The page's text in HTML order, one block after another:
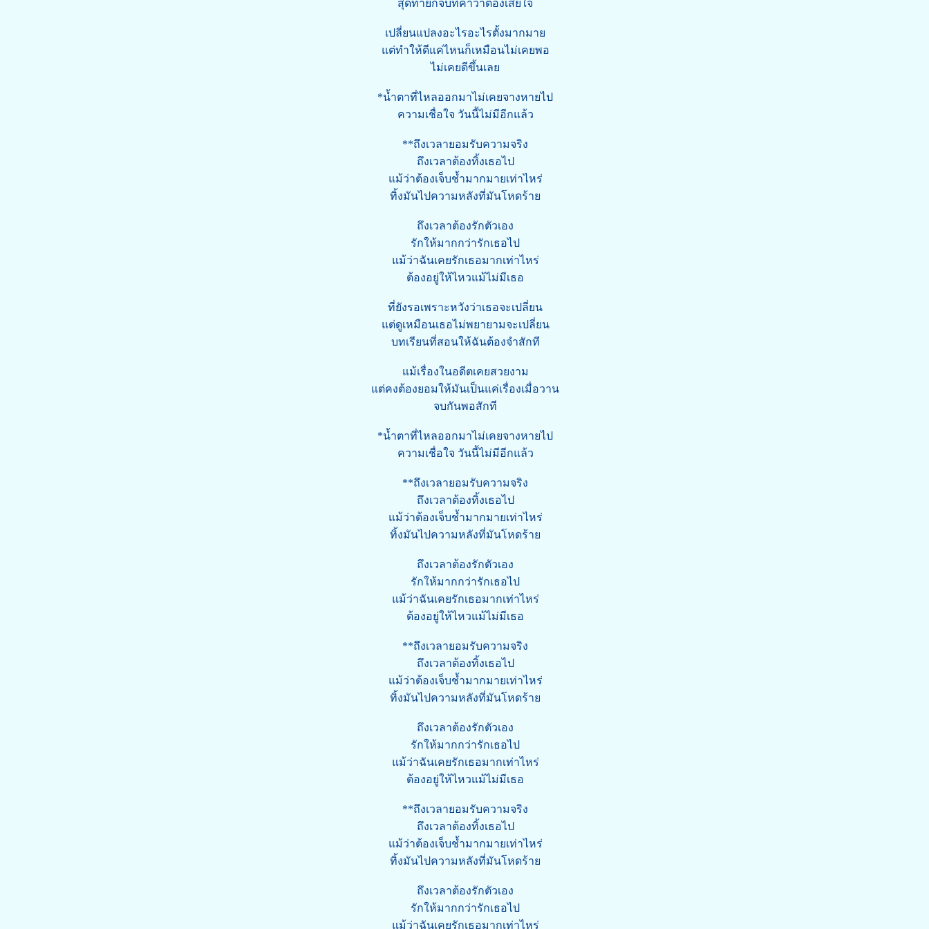
สุดท้ายก็จบที่คำว่าต้องเสียใจ
เปลี่ยนแปลงอะไรอะไรตั้งมากมาย
แต่ทำให้ดีแค่ไหนก็เหมือนไม่เคยพอ
ไม่เคยดีขึ้นเลย
*น้ำตาที่ไหลออกมาไม่เคยจางหายไป
ความเชื่อใจ วันนี้ไม่มีอีกแล้ว
**ถึงเวลายอมรับความจริง
ถึงเวลาต้องทิ้งเธอไป
แม้ว่าต้องเจ็บช้ำมากมายเท่าไหร่
ทิ้งมันไปความหลังที่มันโหดร้าย
ถึงเวลาต้องรักตัวเอง
รักให้มากกว่ารักเธอไป
แม้ว่าฉันเคยรักเธอมากเท่าไหร่
ต้องอยู่ให้ไหวแม้ไม่มีเธอ
ที่ยังรอเพราะหวังว่าเธอจะเปลี่ยน
แต่ดูเหมือนเธอไม่พยายามจะเปลี่ยน
บทเรียนที่สอนให้ฉันต้องจำสักที
แม้เรื่องในอดีตเคยสวยงาม
แต่คงต้องยอมให้มันเป็นแค่เรื่องเมื่อวาน
จบกันพอสักที
*น้ำตาที่ไหลออกมาไม่เคยจางหายไป
ความเชื่อใจ วันนี้ไม่มีอีกแล้ว
**ถึงเวลายอมรับความจริง
ถึงเวลาต้องทิ้งเธอไป
แม้ว่าต้องเจ็บช้ำมากมายเท่าไหร่
ทิ้งมันไปความหลังที่มันโหดร้าย
ถึงเวลาต้องรักตัวเอง
รักให้มากกว่ารักเธอไป
แม้ว่าฉันเคยรักเธอมากเท่าไหร่
ต้องอยู่ให้ไหวแม้ไม่มีเธอ
**ถึงเวลายอมรับความจริง
ถึงเวลาต้องทิ้งเธอไป
แม้ว่าต้องเจ็บช้ำมากมายเท่าไหร่
ทิ้งมันไปความหลังที่มันโหดร้าย
ถึงเวลาต้องรักตัวเอง
รักให้มากกว่ารักเธอไป
แม้ว่าฉันเคยรักเธอมากเท่าไหร่
ต้องอยู่ให้ไหวแม้ไม่มีเธอ
**ถึงเวลายอมรับความจริง
ถึงเวลาต้องทิ้งเธอไป
แม้ว่าต้องเจ็บช้ำมากมายเท่าไหร่
ทิ้งมันไปความหลังที่มันโหดร้าย
ถึงเวลาต้องรักตัวเอง
รักให้มากกว่ารักเธอไป
แม้ว่าฉันเคยรักเธอมากเท่าไหร่